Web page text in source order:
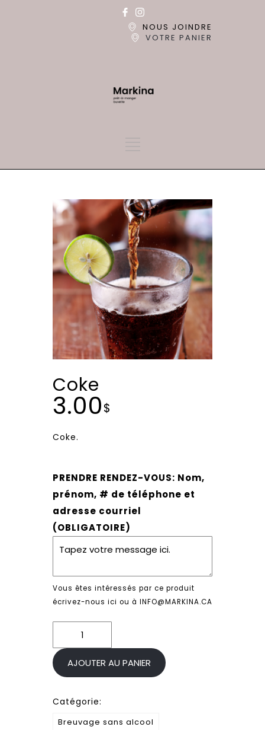
NOUS JOINDRE
VOTRE PANIER
Coke
3.00$
Coke.
PRENDRE RENDEZ-VOUS: Nom,
prénom, # de téléphone et
adresse courriel
(OBLIGATOIRE)
Vous êtes intéressés par ce produit
écrivez-nous ici ou à INFO@MARKINA.CA
quantité
de
CokeAJOUTER AU PANIER
Catégorie:
Breuvage sans alcool